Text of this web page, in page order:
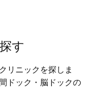
す
リニックを探しま
ドック・脳ドックの